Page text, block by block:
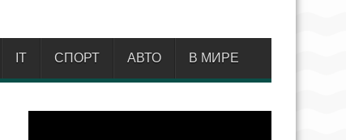
IT СПОРТ АВТО В МИРЕ